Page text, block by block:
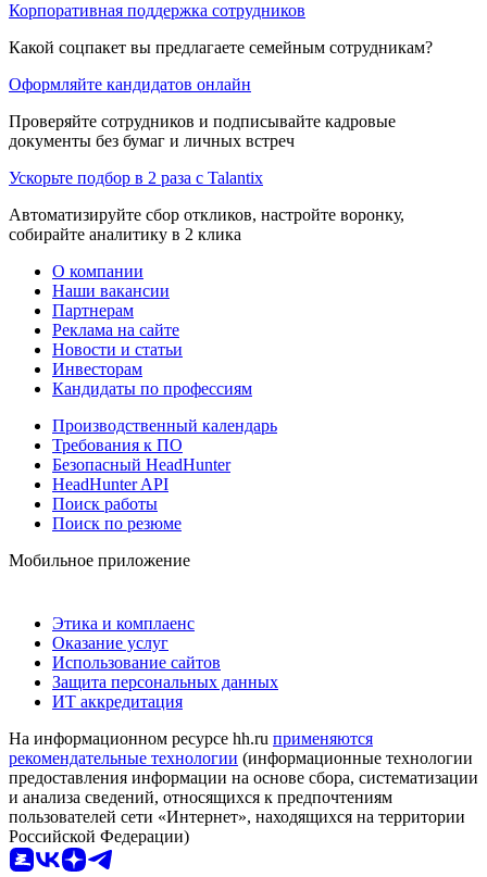
Корпоративная поддержка сотрудников
Какой соцпакет вы предлагаете семейным сотрудникам?
Оформляйте кандидатов онлайн
Проверяйте сотрудников и подписывайте кадровые
документы без бумаг и личных встреч
Ускорьте подбор в 2 раза с Talantix
Автоматизируйте сбор откликов, настройте воронку,
собирайте аналитику в 2 клика
О компании
Наши вакансии
Партнерам
Реклама на сайте
Новости и статьи
Инвесторам
Кандидаты по профессиям
Производственный календарь
Требования к ПО
Безопасный HeadHunter
HeadHunter API
Поиск работы
Поиск по резюме
Мобильное приложение
Этика и комплаенс
Оказание услуг
Использование сайтов
Защита персональных данных
ИТ аккредитация
На информационном ресурсе hh.ru применяются
рекомендательные технологии (информационные технологии
предоставления информации на основе сбора, систематизации
и анализа сведений, относящихся к предпочтениям
пользователей сети «Интернет», находящихся на территории
Российской Федерации)